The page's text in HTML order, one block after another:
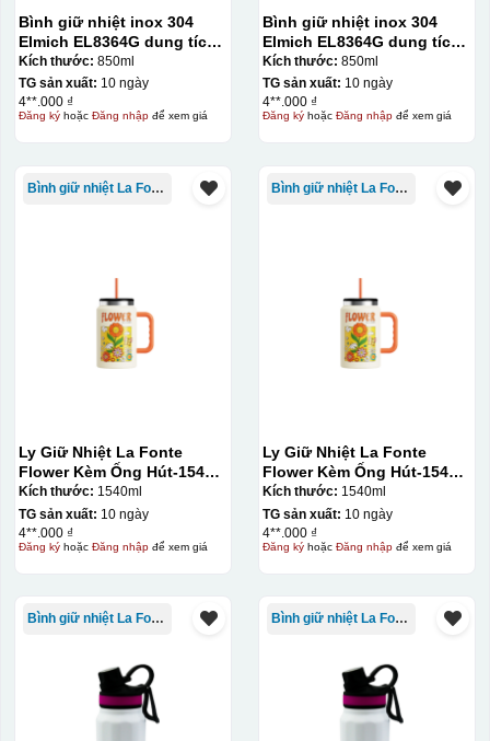
Bình giữ nhiệt inox 304
Elmich EL8364G dung tích
850ml
Kích thước: 850ml
TG sản xuất: 10 ngày
4**.000 ₫
Đăng kýhoặc Đăng nhậpđể xem giá
Bình giữ nhiệt inox 304
Elmich EL8364G dung tích
850ml
Kích thước: 850ml
TG sản xuất: 10 ngày
4**.000 ₫
Đăng kýhoặc Đăng nhậpđể xem giá
Bình giữ nhiệt La Fonte
Ly Giữ Nhiệt La Fonte
Flower Kèm Ống Hút-1540
ml-014786
Kích thước: 1540ml
TG sản xuất: 10 ngày
4**.000 ₫
Đăng kýhoặc Đăng nhậpđể xem giá
Bình giữ nhiệt La Fonte
Ly Giữ Nhiệt La Fonte
Flower Kèm Ống Hút-1540
ml-014786
Kích thước: 1540ml
TG sản xuất: 10 ngày
4**.000 ₫
Đăng kýhoặc Đăng nhậpđể xem giá
Bình giữ nhiệt La Fonte Bình giữ nhiệt La Fonte